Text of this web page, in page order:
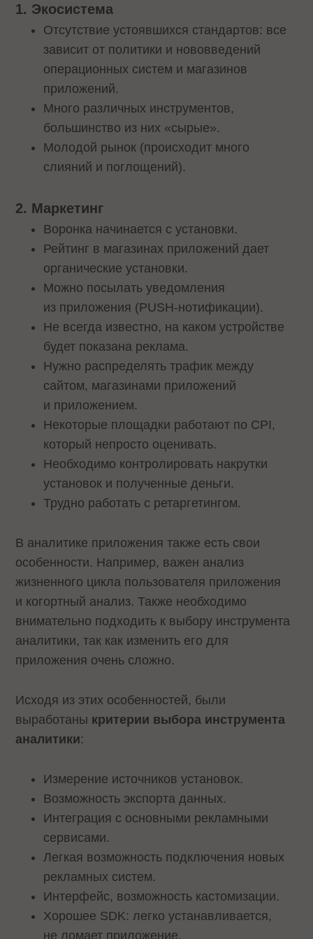
1. Экосистема
Отсутствие устоявшихся стандартов: все
зависит от политики и нововведений
операционных систем и магазинов
приложений.
Много различных инструментов,
большинство из них «сырые».
Молодой рынок (происходит много
слияний и поглощений).
2. Маркетинг
Воронка начинается с установки.
Рейтинг в магазинах приложений дает
органические установки.
Можно посылать уведомления
из приложения (PUSH-нотификации).
Не всегда известно, на каком устройстве
будет показана реклама.
Нужно распределять трафик между
сайтом, магазинами приложений
и приложением.
Некоторые площадки работают по CPI,
который непросто оценивать.
Необходимо контролировать накрутки
установок и полученные деньги.
Трудно работать с ретаргетингом.
В аналитике приложения также есть свои
особенности. Например, важен анализ
жизненного цикла пользователя приложения
и когортный анализ. Также необходимо
внимательно подходить к выбору инструмента
аналитики, так как изменить его для
приложения очень сложно.
Исходя из этих особенностей, были
выработаны критерии выбора инструмента
аналитики:
Измерение источников установок.
Возможность экспорта данных.
Интеграция с основными рекламными
сервисами.
Легкая возможность подключения новых
рекламных систем.
Интерфейс, возможность кастомизации.
Хорошее SDK: легко устанавливается,
не ломает приложение.